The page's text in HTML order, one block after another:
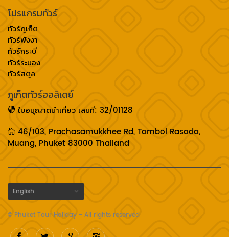
โปรแกรมทัวร์
ทัวร์ภูเก็ต
ทัวร์พังงา
ทัวร์กระบี่
ทัวร์ระนอง
ทัวร์สตูล
ภูเก็ตทัวร์ฮอลิเดย์
ใบอนุญาตนำเที่ยว เลขที่: 32/01128
46/103, Prachasamukkhee Rd, Tambol Rasada,
Muang, Phuket 83000 Thailand
© Phuket Tour Holiday - All rights reserved